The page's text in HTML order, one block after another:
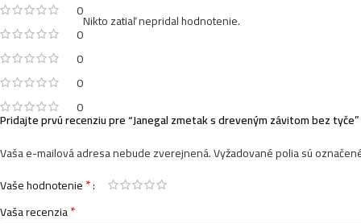
0
0
0
0
0
Nikto zatiaľ nepridal hodnotenie.
Pridajte prvú recenziu pre “Janegal zmetak s dreveným závitom bez tyče”
Vaša e-mailová adresa nebude zverejnená.Vyžadované polia sú
Vaše hodnotenie*
Vaša recenzia*